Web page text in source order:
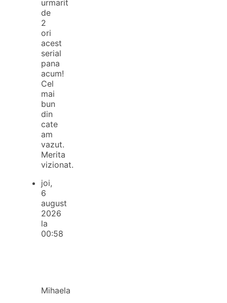
urmarit
de
2
ori
acest
serial
pana
acum!
Cel
mai
bun
din
cate
am
vazut.
Merita
vizionat.
joi,
6
august
2026
la
00:58
Mihaela